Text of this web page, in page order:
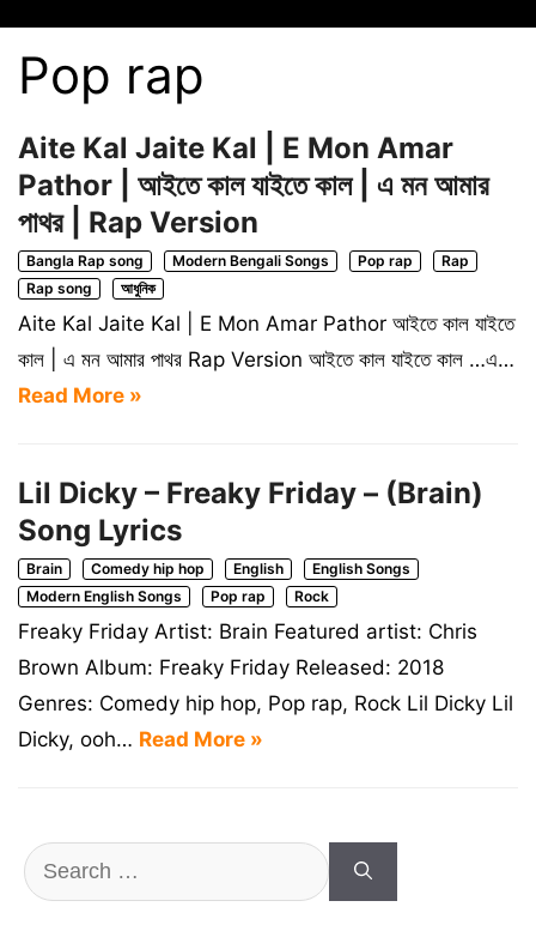
Pop rap
Aite Kal Jaite Kal | E Mon Amar
Pathor | আইতে কাল যাইতে কাল | এ মন আমার
পাথর | Rap Version
Bangla Rap song Modern Bengali Songs Pop rap
Rap
Rap song
আধুনিক
Aite Kal Jaite Kal | E Mon Amar Pathor আইতে কাল যাইতে
কাল | এ মন আমার পাথর Rap Version আইতে কাল যাইতে কাল …এ…
Read More »
Lil Dicky – Freaky Friday – (Brain)
Song Lyrics
Brain Comedy hip hop English
English Songs
Modern English Songs
Pop rap Rock
Freaky Friday Artist: Brain Featured artist: Chris
Brown Album: Freaky Friday Released: 2018
Genres: Comedy hip hop, Pop rap, Rock Lil Dicky Lil
Dicky, ooh… Read More »
Search
for: